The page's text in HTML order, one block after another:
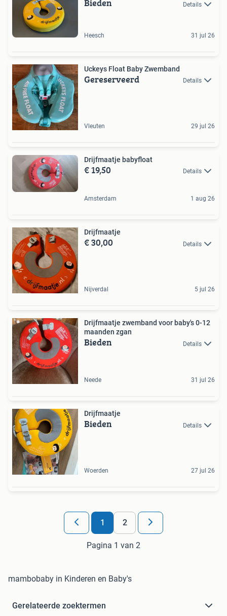
Bieden Details
Heesch 31 jul 26
Uckeys Float Baby Zwemband
Gereserveerd Details
Vleuten 29 jul 26
Drijfmaatje babyfloat
€ 19,50 Details
Amsterdam 1 aug 26
Drijfmaatje
€ 30,00 Details
Nijverdal 5 jul 26
Drijfmaatje zwemband voor baby's 0-12
maanden zgan
Bieden Details
Neede 31 jul 26
Drijfmaatje
Bieden Details
Woerden 27 jul 26
1 2
Pagina 1 van 2
mambobaby in Kinderen en Baby's
Gerelateerde zoektermen